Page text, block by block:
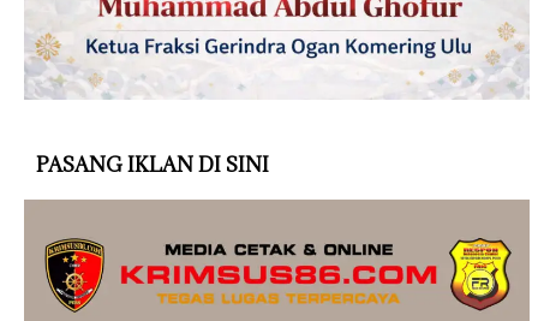
PASANG IKLAN DI SINI